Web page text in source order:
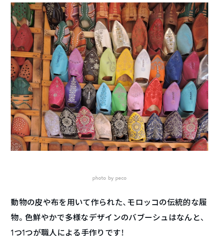
photo by peco
動物の皮や布を用いて作られた、モロッコの伝統的な履
物。色鮮やかで多様なデザインのバブーシュはなんと、
1つ1つが職人による手作りです！